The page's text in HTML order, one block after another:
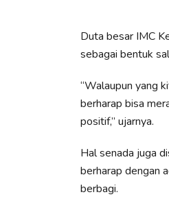
Duta besar IMC
sebagai bentuk
“Walaupun yang
berharap bisa
positif,” ujarnya.
Hal senada juga
berharap dengan
berbagi.